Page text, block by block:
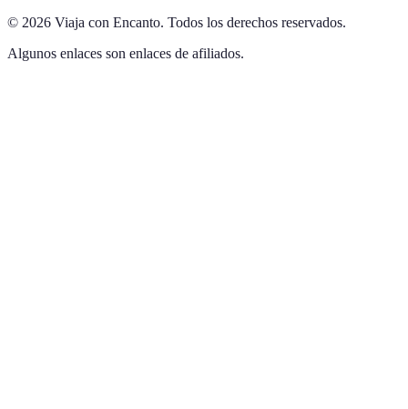
© 2026 Viaja con Encanto. Todos los derechos reservados.
Algunos enlaces son enlaces de afiliados.